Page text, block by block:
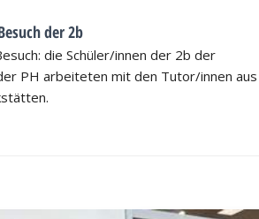
der 2b
die Schüler/innen der 2b der
PH arbeiteten mit den Tutor/innen